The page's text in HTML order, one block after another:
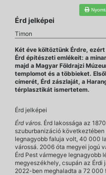
Érd jelképei
Timon
Két éve költöztünk Érdre,
Érd építészeti emlékeit: a
majd a Magyar Földrajzi
templomot és a többieket.
címerét, Érd zászlaját, a
térplasztikát ismertetem.
Érd jelképei
Érd város. Érd lakossága az
szuburbanizáció következtében
legnagyobb faluja volt, 40 000
várossá. 2006 óta megyei jogú
Érd Pest vármegye legnagyobb
megyeszékhely, csupán az Érdi
2022-ben meghaladta a 72 000